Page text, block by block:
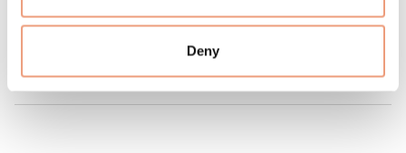
Deny
Gamintojo kodas: 110.1574.250